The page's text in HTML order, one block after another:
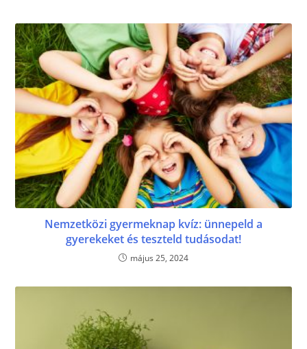
Nemzetközi gyermeknap kvíz: ünnepeld a
gyerekeket és teszteld tudásodat!
május 25, 2024